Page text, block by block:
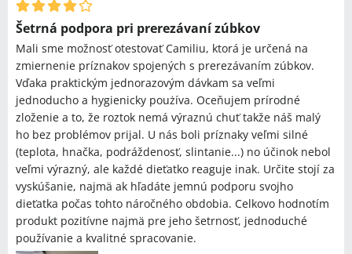
Šetrná podpora pri prerezávaní zúbkov
Mali sme možnosť otestovať Camiliu, ktorá je určená na
zmiernenie príznakov spojených s prerezávaním zúbkov.
Vďaka praktickým jednorazovým dávkam sa veľmi
jednoducho a hygienicky poużíva. Oceňujem prírodné
zloženie a to, že roztok nemá výraznú chuť takže náš malý
ho bez problémov prijal. U nás boli príznaky veľmi silné
(teplota, hnačka, podráždenosť, slintanie...) no účinok nebol
veľmi výrazný, ale každé dieťatko reaguje inak. Určite stojí za
vyskúšanie, najmä ak hľadáte jemnú podporu svojho
dieťatka počas tohto náročného obdobia. Celkovo hodnotím
produkt pozitívne najmä pre jeho šetrnosť, jednoduché
používanie a kvalitné spracovanie.